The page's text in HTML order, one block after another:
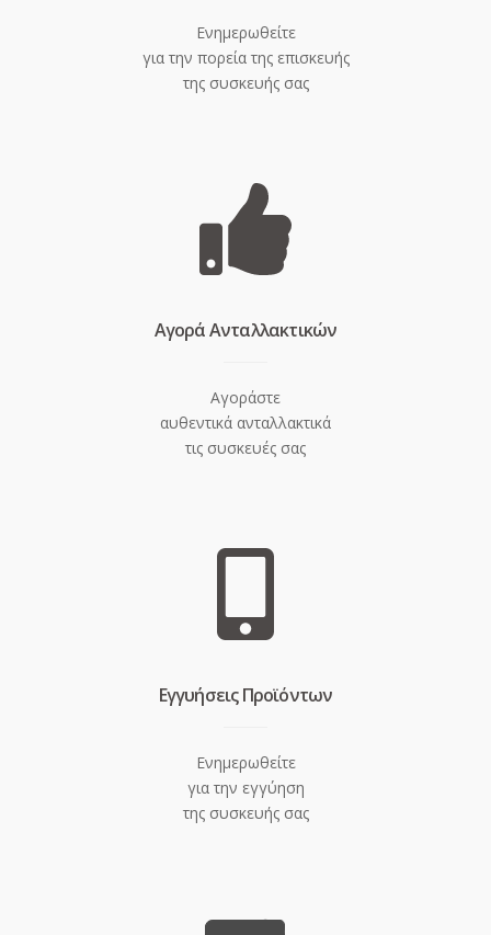
Ενημερωθείτε
για την πορεία της επισκευής
της συσκευής σας
Aγορά Ανταλλακτικών
Αγοράστε
αυθεντικά ανταλλακτικά
τις συσκευές σας
Eγγυήσεις Προϊόντων
Ενημερωθείτε
για την εγγύηση
της συσκευής σας